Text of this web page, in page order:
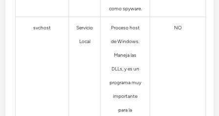
como spyware.
svchost Servicio
Local
Proceso host
de Windows.
Maneja las
DLLs, y es un
programa muy
importante
para la
NO